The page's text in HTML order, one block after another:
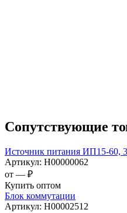
Сопутствующие
Источник питания ИП15-60,
Артикул: Н00000062
от — ₽
Купить оптом
Блок коммутации
Артикул: Н00002512